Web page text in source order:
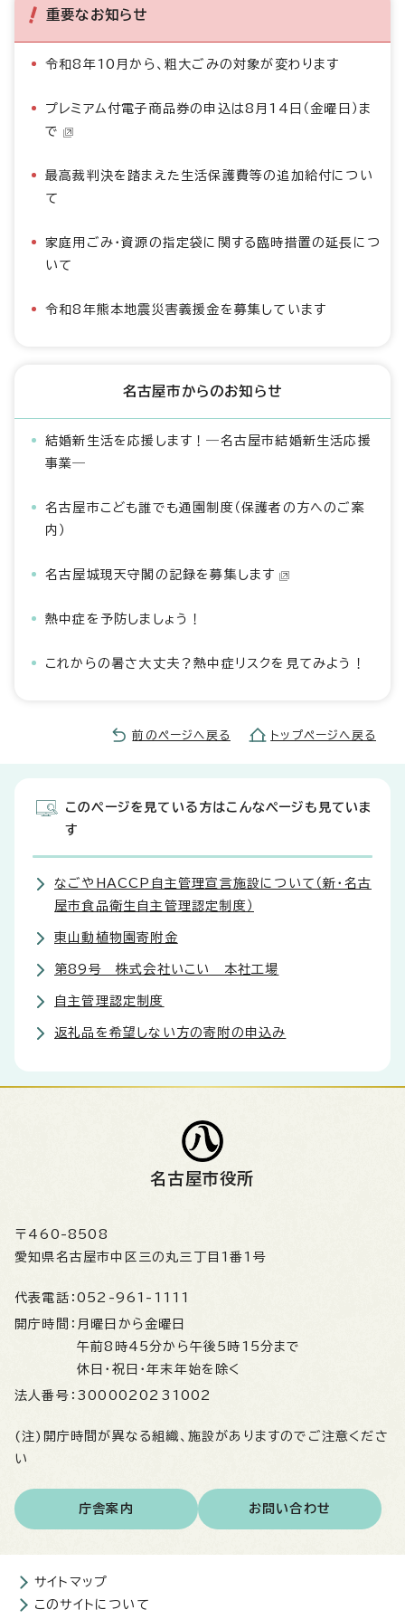
重要なお知らせ
令和8年10月から、粗大ごみの対象が変わります
プレミアム付電子商品券の申込は8月14日（金曜日）ま
で
最高裁判決を踏まえた生活保護費等の追加給付につい
て
家庭用ごみ・資源の指定袋に関する臨時措置の延長につ
いて
令和8年熊本地震災害義援金を募集しています
名古屋市からのお知らせ
結婚新生活を応援します！―名古屋市結婚新生活応援
事業―
名古屋市こども誰でも通園制度（保護者の方へのご案
内）
名古屋城現天守閣の記録を募集します
熱中症を予防しましょう！
これからの暑さ大丈夫？熱中症リスクを見てみよう！
前のページへ戻る トップページへ戻る
このページを見ている方はこんなページも見ていま
す
なごやHACCP自主管理宣言施設について（新・名古
屋市食品衛生自主管理認定制度）
東山動植物園寄附金
第89号 株式会社いこい 本社工場
自主管理認定制度
返礼品を希望しない方の寄附の申込み
名古屋市役所
〒460-8508
愛知県名古屋市中区三の丸三丁目1番1号
代表電話： 052-961-1111
開庁時間： 月曜日から金曜日
午前8時45分から午後5時15分まで
休日・祝日・年末年始を除く
法人番号： 3000020231002
(注)開庁時間が異なる組織、施設がありますのでご注意くださ
い
庁舎案内 お問い合わせ
サイトマップ
このサイトについて